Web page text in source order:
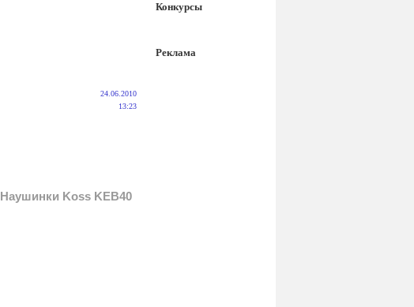
Наушинки Koss KEB40
24.06.2010
13:23
Конкурсы
Реклама